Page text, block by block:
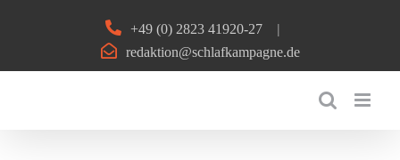
+49 (0) 2823 41920-27
|
redaktion@schlafkampagne.de